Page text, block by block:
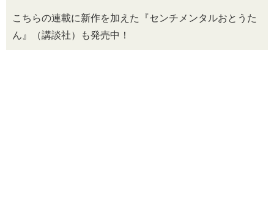
こちらの連載に新作を加えた『センチメンタルおとうた
ん』（講談社）も発売中！